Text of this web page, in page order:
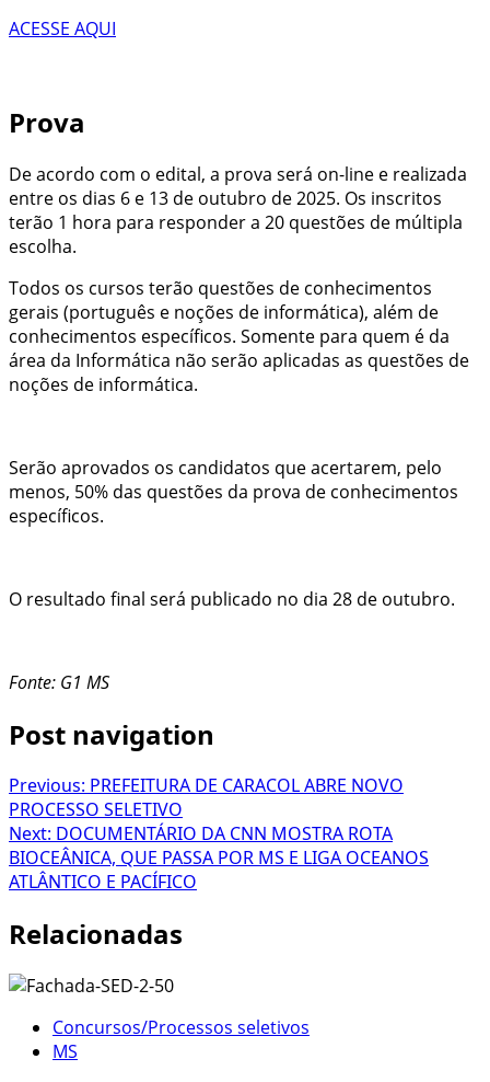
ACESSE AQUI
Prova
De acordo com o edital, a prova será on-line e realizada
entre os dias 6 e 13 de outubro de 2025. Os inscritos
terão 1 hora para responder a 20 questões de múltipla
escolha.
Todos os cursos terão questões de conhecimentos
gerais (português e noções de informática), além de
conhecimentos específicos. Somente para quem é da
área da Informática não serão aplicadas as questões de
noções de informática.
Serão aprovados os candidatos que acertarem, pelo
menos, 50% das questões da prova de conhecimentos
específicos.
O resultado final será publicado no dia 28 de outubro.
Fonte: G1 MS
Post navigation
Previous: PREFEITURA DE CARACOL ABRE NOVO
PROCESSO SELETIVO
Next: DOCUMENTÁRIO DA CNN MOSTRA ROTA
BIOCEÂNICA, QUE PASSA POR MS E LIGA OCEANOS
ATLÂNTICO E PACÍFICO
Relacionadas
Concursos/Processos seletivos
MS